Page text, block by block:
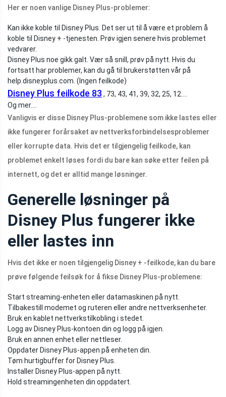
Her er noen vanlige Disney Plus-problemer:
Kan ikke koble til Disney Plus. Det ser ut til å være et problem å
koble til Disney + -tjenesten. Prøv igjen senere hvis problemet
vedvarer.
Disney Plus noe gikk galt. Vær så snill, prøv på nytt. Hvis du
fortsatt har problemer, kan du gå til brukerstøtten vår på
help.disneyplus.com. (Ingen feilkode)
Disney Plus feilkode 83 , 73, 43, 41, 39, 32, 25, 12….
Og mer….
Vanligvis er disse Disney Plus-problemene som ikke lastes eller
ikke fungerer forårsaket av nettverksforbindelsesproblemer
eller korrupte data. Hvis det er tilgjengelig feilkode, kan
problemet enkelt løses fordi du bare kan søke etter feilen på
internett, og det er alltid mange løsninger.
Generelle løsninger på
Disney Plus fungerer ikke
eller lastes inn
Hvis det ikke er noen tilgjengelig Disney + -feilkode, kan du bare
prøve følgende feilsøk for å fikse Disney Plus-problemene:
Start streaming-enheten eller datamaskinen på nytt.
Tilbakestill modemet og ruteren eller andre nettverksenheter.
Bruk en kablet nettverkstilkobling i stedet.
Logg av Disney Plus-kontoen din og logg på igjen.
Bruk en annen enhet eller nettleser.
Oppdater Disney Plus-appen på enheten din.
Tøm hurtigbuffer for Disney Plus.
Installer Disney Plus-appen på nytt.
Hold streamingenheten din oppdatert.